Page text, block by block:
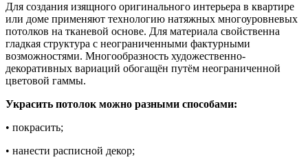
Для создания изящного оригинального интерьера в квартире
или доме применяют технологию натяжных многоуровневых
потолков на тканевой основе. Для материала свойственна
гладкая структура с неограниченными фактурными
возможностями. Многообразность художественно-
декоративных вариаций обогащён путём неограниченной
цветовой гаммы.
Украсить потолок можно разными способами:
• покрасить;
• нанести расписной декор;